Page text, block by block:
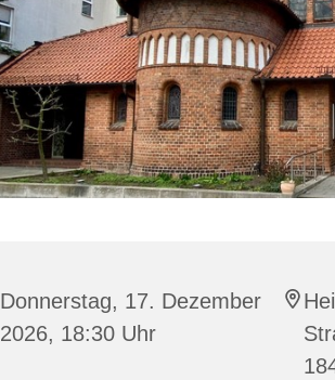
Donnerstag, 17. Dezember
2026, 18:30 Uhr